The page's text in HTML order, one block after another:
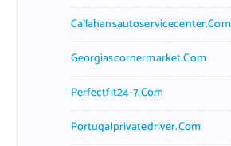
Callahansautoservicecenter.com
Georgiascornermarket.com
Perfectfit24-7.com
Portugalprivatedriver.com